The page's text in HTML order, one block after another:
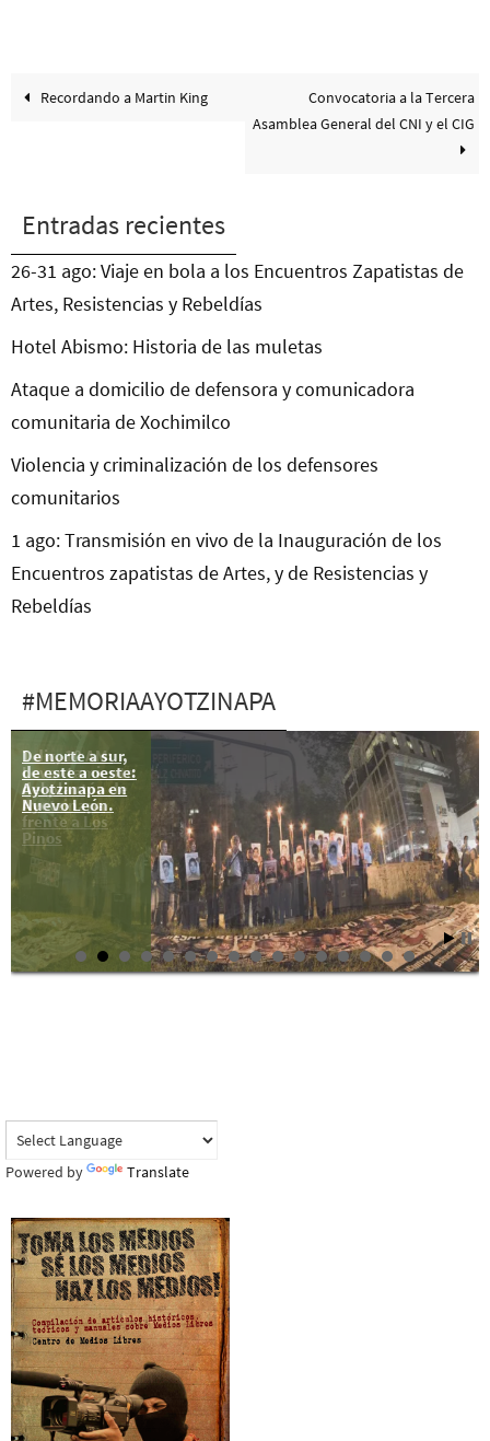
Recordando a Martin King
Convocatoria a la Tercera
Asamblea General del CNI y el CIG
Entradas recientes
26-31 ago: Viaje en bola a los Encuentros Zapatistas de
Artes, Resistencias y Rebeldías
Hotel Abismo: Historia de las muletas
Ataque a domicilio de defensora y comunicadora
comunitaria de Xochimilco
Violencia y criminalización de los defensores
comunitarios
1 ago: Transmisión en vivo de la Inauguración de los
Encuentros zapatistas de Artes, y de Resistencias y
Rebeldías
#MEMORIAAYOTZINAPA
De norte a sur,
de este a oeste:
Ayotzinapa en
Nuevo León.
1 dic, 10 AM:
Levantamiento
del plantón de
Ayotzinapa
frente a Los
Pinos
Powered by Translate